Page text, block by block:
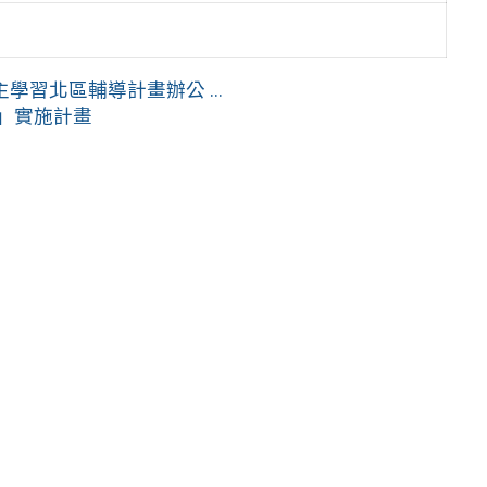
習北區輔導計畫辦公 ...
實施計畫